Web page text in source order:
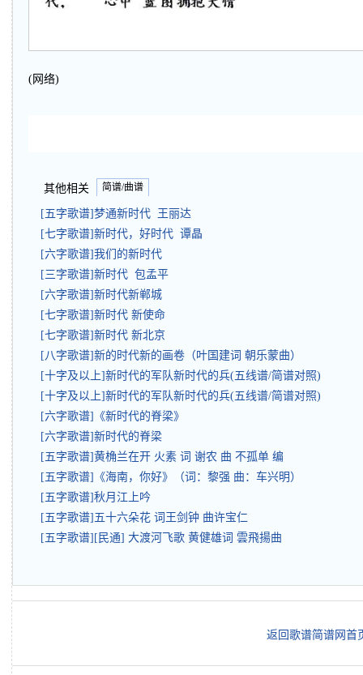
(网络)
其他相关 简谱/曲谱
[五字歌谱]梦通新时代 王丽达
[七字歌谱]新时代，好时代 谭晶
[六字歌谱]我们的新时代
[三字歌谱]新时代 包孟平
[六字歌谱]新时代新郸城
[七字歌谱]新时代 新使命
[七字歌谱]新时代 新北京
[八字歌谱]新的时代新的画卷（叶国建词 朝乐蒙曲）
[十字及以上]新时代的军队新时代的兵(五线谱/简谱对照)
[十字及以上]新时代的军队新时代的兵(五线谱/简谱对照)
[六字歌谱]《新时代的脊梁》
[六字歌谱]新时代的脊梁
[五字歌谱]黄桷兰在开 火素 词 谢农 曲 不孤单 编
[五字歌谱]《海南，你好》（词：黎强 曲：车兴明）
[五字歌谱]秋月江上吟
[五字歌谱]五十六朵花 词王剑钟 曲许宝仁
[五字歌谱][民通] 大渡河飞歌 黄健雄词 雲飛揚曲
返回歌谱简谱网首